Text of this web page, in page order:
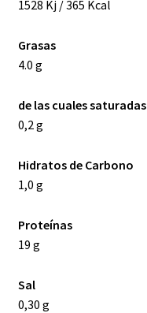
1528 Kj / 365 Kcal
Grasas
4.0 g
de las cuales saturadas
0,2 g
Hidratos de Carbono
1,0 g
Proteínas
19 g
Sal
0,30 g